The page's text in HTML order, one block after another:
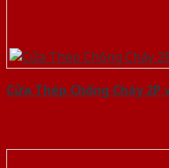
Cửa Thép Chống Cháy 2P